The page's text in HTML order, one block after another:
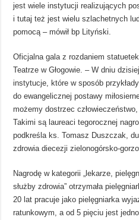
jest wiele instytucji realizujących
i tutaj też jest wielu szlachetnych
pomocą – mówił bp Lityński.
Oficjalna gala z rozdaniem
Teatrze w Głogowie. – W dniu
instytucje, które w sposób
do ewangelicznej postawy
możemy dostrzec
Takimi są laureaci tegorocznej
podkreśla ks. Tomasz Duszczak,
zdrowia diecezji zielonogórsko-
Nagrodę w kategorii „lekarze,
służby zdrowia” otrzymała
20 lat pracuje jako pielęgniarka
ratunkowym, a od 5 pięciu jest